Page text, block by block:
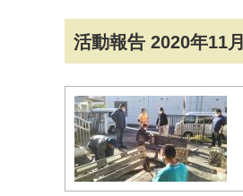
活動報告 2020年11月